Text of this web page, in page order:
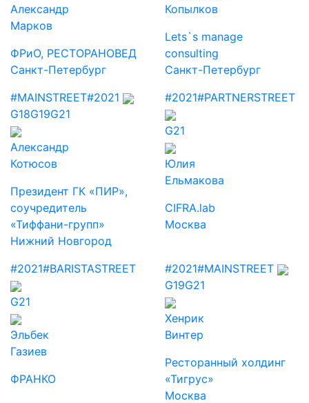
Александр
Марков
ФРиО, РЕСТОРАНОВЕД
Санкт-Петербург
Копылков
Lets`s manage
consulting
Санкт-Петербург
#MAINSTREET#2021
G18G19G21
Александр
Котюсов
Президент ГК «ПИР»,
соучредитель
«Тиффани-групп»
Нижний Новгород
#2021#PARTNERSTREET
G21
Юлия
Ельмакова
CIFRA.lab
Москва
#2021#BARISTASTREET
G21
Эльбек
Газиев
ФРАНКО
#2021#MAINSTREET
G19G21
Хенрик
Винтер
Ресторанный холдинг
«Тигрус»
Москва